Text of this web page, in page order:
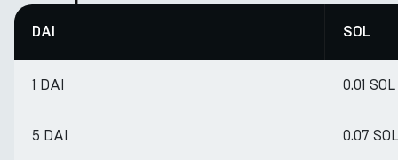
DAI SOL
1 DAI 0.01 SOL
5 DAI 0.07 SOL